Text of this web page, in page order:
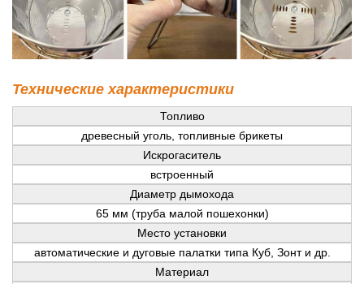
Технические характеристики
Топливо
древесный уголь, топливные брикеты
Искрогаситель
встроенный
Диаметр дымохода
65 мм (труба малой пошехонки)
Место установки
автоматические и дуговые палатки типа Куб, Зонт и др.
Материал